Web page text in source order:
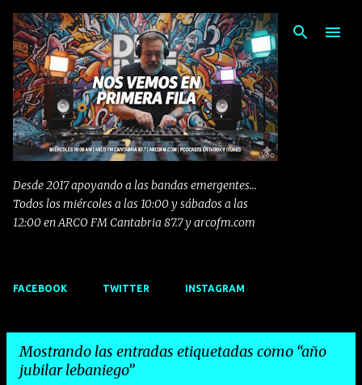
Ir al contenido principal
Desde 2017 apoyando a las bandas emergentes...
Todos los miércoles a las 10:00 y sábados a las
12:00 en ARCO FM Cantabria 87.7 y arcofm.com
FACEBOOK TWITTER INSTAGRAM
Mostrando las entradas etiquetadas como año
jubilar lebaniego